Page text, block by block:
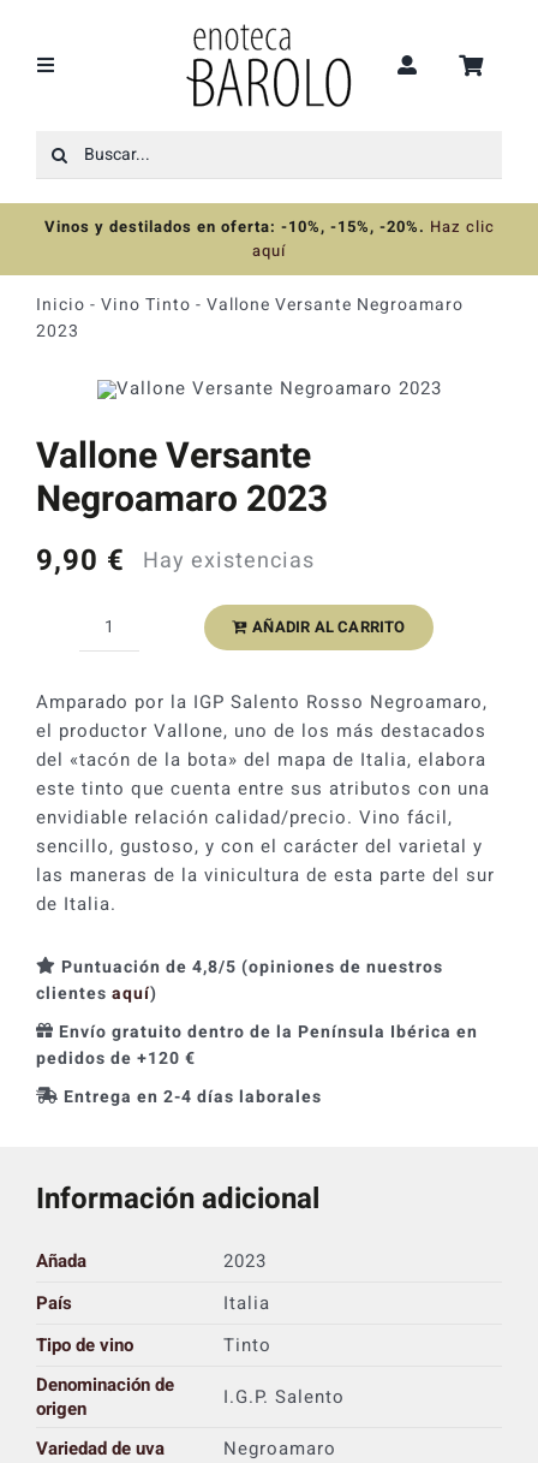
contenido
Toggle
Recomendaciones
Ofertas
Colecciones
Destilados
Catas y Actividades
Buscar:
Vinos y destilados en oferta: -10%, -15%, -20%. Haz clic
aquí
Inicio - Vino Tinto - Vallone Versante Negroamaro
2023
Vallone Versante
Negroamaro 2023
9,90 € Hay existencias
Vallone
Negroamaro
2023
cantidad
AÑADIR AL CARRITO
Amparado por la IGP Salento Rosso Negroamaro,
el productor Vallone, uno de los más destacados
del «tacón de la bota» del mapa de Italia, elabora
este tinto que cuenta entre sus atributos con una
envidiable relación calidad/precio. Vino fácil,
sencillo, gustoso, y con el carácter del varietal y
las maneras de la vinicultura de esta parte del sur
de Italia.
Puntuación de 4,8/5 (opiniones de nuestros
clientes aquí)
Envío gratuito dentro de la Península Ibérica en
pedidos de +120 €
Entrega en 2-4 días laborales
Información adicional
Añada
2023
País
Italia
Tipo de vino
Tinto
Denominación de
origen
I.G.P. Salento
Variedad de uva
Negroamaro